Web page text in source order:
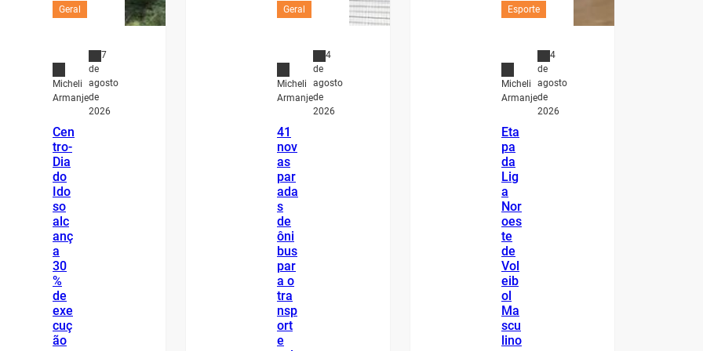
Geral
Micheli
Armanje
7
de
agosto
de
2026
Cen
tro-
Dia
do
Ido
so
alc
anç
a
30
%
de
exe
cuç
ão
Geral
Micheli
Armanje
4
de
agosto
de
2026
41
nov
as
par
ada
s
de
ôni
bus
par
a o
tra
nsp
ort
e
Esporte
Micheli
Armanje
4
de
agosto
de
2026
Eta
pa
da
Lig
a
Nor
oes
te
de
Vol
eib
ol
Ma
scu
lino